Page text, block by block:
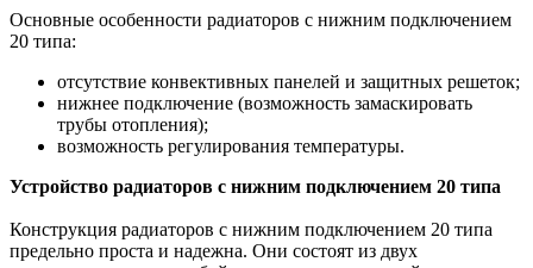
Основные особенности радиаторов с нижним подключением
20 типа:
отсутствие конвективных панелей и защитных решеток;
нижнее подключение (возможность замаскировать
трубы отопления);
возможность регулирования температуры.
Устройство радиаторов с нижним подключением 20 типа
Конструкция радиаторов с нижним подключением 20 типа
предельно проста и надежна. Они состоят из двух